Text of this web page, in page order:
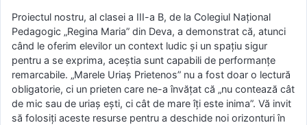
Proiectul nostru, al clasei a III-a B, de la Colegiul Național
Pedagogic „Regina Maria” din Deva, a demonstrat că, atunci
când le oferim elevilor un context ludic și un spațiu sigur
pentru a se exprima, aceștia sunt capabili de performanțe
remarcabile. „Marele Uriaș Prietenos” nu a fost doar o lectură
obligatorie, ci un prieten care ne-a învățat că „nu contează cât
de mic sau de uriaș ești, ci cât de mare îți este inima”. Vă invit
să folosiți aceste resurse pentru a deschide noi orizonturi în